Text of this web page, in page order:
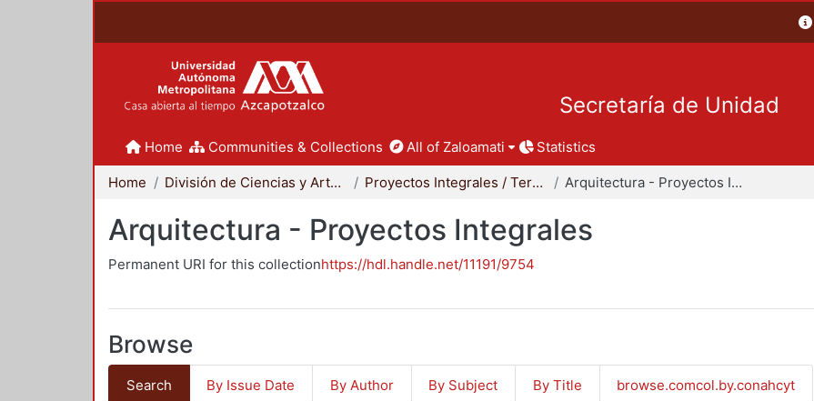
Secretaría de Unidad
Home Communities & Collections All of Zaloamati Statistics
Home División de Ciencias y Artes para el Diseño Proyectos Integrales / Terminales - Licenciatura Arquitectura - Proyectos Integrales
Arquitectura - Proyectos Integrales
Permanent URI for this collectionhttps://hdl.handle.net/11191/9754
Browse
Search By Issue Date By Author By Subject By Title browse.comcol.by.conahcyt